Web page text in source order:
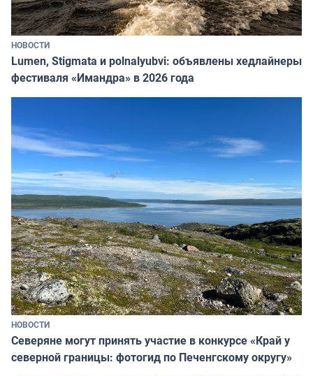
НОВОСТИ
Lumen, Stigmata и polnalyubvi: объявлены хедлайнеры
фестиваля «Имандра» в 2026 года
НОВОСТИ
Северяне могут принять участие в конкурсе «Край у
северной границы: фотогид по Печенгскому округу»